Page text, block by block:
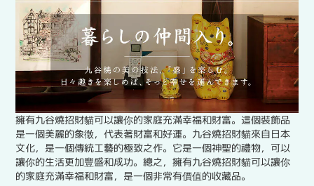
擁有九谷燒招財貓可以讓你的家庭充滿幸福和財富。這個裝飾品
是一個美麗的象徵，代表著財富和好運。九谷燒招財貓來自日本
文化，是一個傳統工藝的極致之作。它是一個神聖的禮物，可以
讓你的生活更加豐盛和成功。總之，擁有九谷燒招財貓可以讓你
的家庭充滿幸福和財富，是一個非常有價值的收藏品。